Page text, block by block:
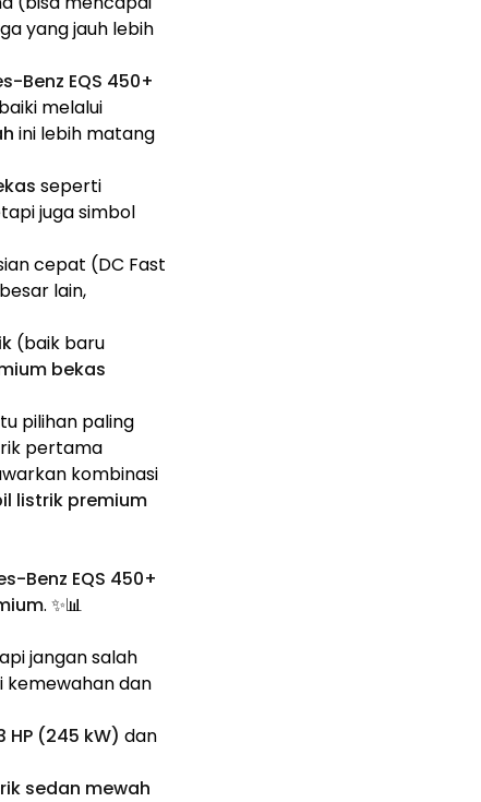
yang jauh lebih
Benz EQS 450+
melalui
ini lebih matang
seperti
juga simbol
cepat (DC Fast
lain,
(baik baru
bekas
pilihan paling
pertama
kombinasi
listrik premium
Benz EQS 450+
. ✨📊
jangan salah
kemewahan dan
HP (245 kW) dan
sedan mewah